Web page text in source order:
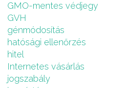
GMO-mentes védjegy
GVH
génmódosítás
hatósági ellenőrzés
hitel
Internetes vásárlás
jogszabály